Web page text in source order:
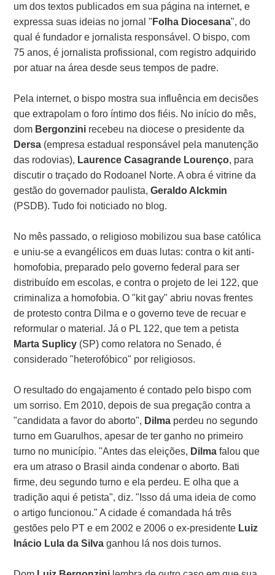
um dos textos publicados em sua página na internet, e
expressa suas ideias no jornal " Folha Diocesana", do
qual é fundador e jornalista responsável. O bispo, com
75 anos, é jornalista profissional, com registro adquirido
por atuar na área desde seus tempos de padre.
Pela internet, o bispo mostra sua influência em decisões
que extrapolam o foro íntimo dos fiéis. No início do mês,
dom Bergonzini recebeu na diocese o presidente da
Dersa (empresa estadual responsável pela manutenção
das rodovias), Laurence Casagrande Lourenço, para
discutir o traçado do Rodoanel Norte. A obra é vitrine da
gestão do governador paulista,Geraldo Alckmin
(PSDB). Tudo foi noticiado no blog.
No mês passado, o religioso mobilizou sua base católica
e uniu-se a evangélicos em duas lutas: contra o kit anti-
homofobia, preparado pelo governo federal para ser
distribuído em escolas, e contra o projeto de lei 122, que
criminaliza a homofobia. O "kit gay" abriu novas frentes
de protesto contra Dilma e o governo teve de recuar e
reformular o material. Já o PL 122, que tem a petista
Marta Suplicy (SP) como relatora no Senado, é
considerado "heterofóbico" por religiosos.
O resultado do engajamento é contado pelo bispo com
um sorriso. Em 2010, depois de sua pregação contra a
"candidata a favor do aborto", Dilma perdeu no segundo
turno em Guarulhos, apesar de ter ganho no primeiro
turno no município. "Antes das eleições, Dilmafalou que
era um atraso o Brasil ainda condenar o aborto. Bati
firme, deu segundo turno e ela perdeu. E olha que a
tradição aqui é petista", diz. "Isso dá uma ideia de como
o artigo funcionou." A cidade é comandada há três
gestões pelo PT e em 2002 e 2006 o ex-presidente Luiz
Inácio Lula da Silvaganhou lá nos dois turnos.